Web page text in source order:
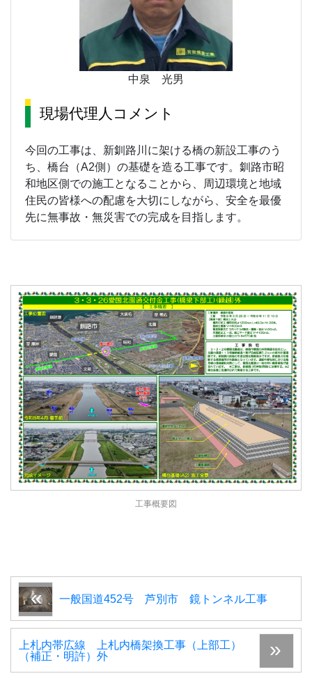
中泉 光男
現場代理人コメント
今回の工事は、新釧路川に架ける橋の新設工事のう
ち、橋台（A2側）の基礎を造る工事です。釧路市昭
和地区側での施工となることから、周辺環境と地域
住民の皆様への配慮を大切にしながら、安全を最優
先に無事故・無災害での完成を目指します。
工事概要図
一般国道452号 芦別市 鏡トンネル工事
上札内帯広線 上札内橋架換工事（上部工）
（補正・明許）外